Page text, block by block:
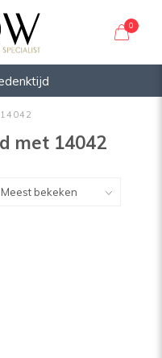
0
14042
met 14042